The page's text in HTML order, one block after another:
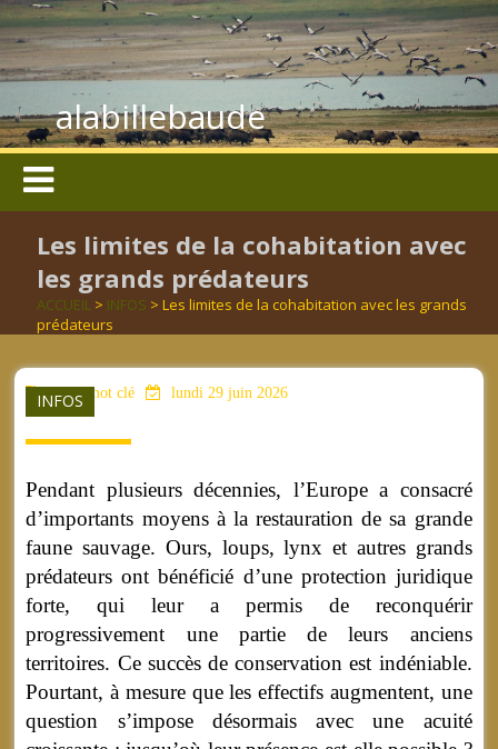
alabillebaude
Les limites de la cohabitation avec
les grands prédateurs
ACCUEIL > INFOS > Les limites de la cohabitation avec les grands
prédateurs
INFOS
aucun mot clé lundi 29 juin 2026
Pendant plusieurs décennies, l’Europe a consacré
d’importants moyens à la restauration de sa grande
faune sauvage. Ours, loups, lynx et autres grands
prédateurs ont bénéficié d’une protection juridique
forte, qui leur a permis de reconquérir
progressivement une partie de leurs anciens
territoires. Ce succès de conservation est indéniable.
Pourtant, à mesure que les effectifs augmentent, une
question s’impose désormais avec une acuité